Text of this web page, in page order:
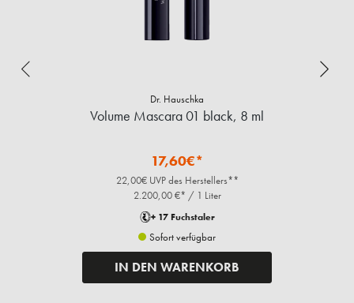
Dr. Hauschka
Volume Mascara 01 black, 8 ml
17,60€*
22,00€ UVP des Herstellers**
2.200,00 €* / 1 Liter
+ 17 Fuchstaler
Sofort verfügbar
IN DEN WARENKORB